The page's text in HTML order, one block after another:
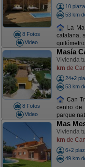
8 Fotos
Video
10
53 km
La
catalana,
8 Fotos
Video
Masía
Vivienda
km de
24+2
53 km
Can
centro de
parque
Mas
Vivienda
km de
6+2
49 km